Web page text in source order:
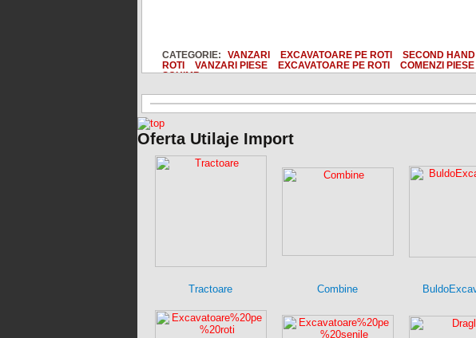
CATEGORIE: VANZARI EXCAVATOARE PE ROTI SECOND
ROTI
VANZARI PIESE EXCAVATOARE PE ROTI
COMENZI
SCHIMB
Oferta Utilaje Import
Tractoare Combine